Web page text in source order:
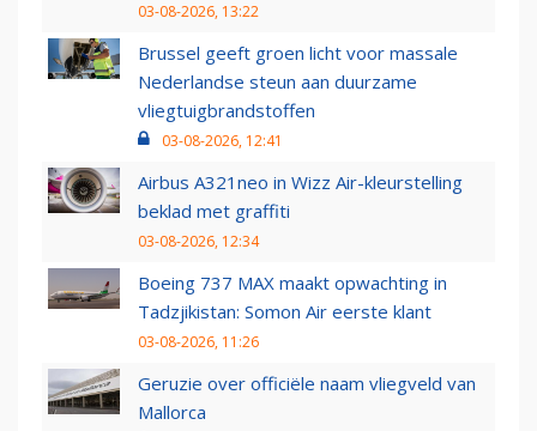
03-08-2026, 13:22
Brussel geeft groen licht voor massale
Nederlandse steun aan duurzame
vliegtuigbrandstoffen
03-08-2026, 12:41
Airbus A321neo in Wizz Air-kleurstelling
beklad met graffiti
03-08-2026, 12:34
Boeing 737 MAX maakt opwachting in
Tadzjikistan: Somon Air eerste klant
03-08-2026, 11:26
Geruzie over officiële naam vliegveld van
Mallorca